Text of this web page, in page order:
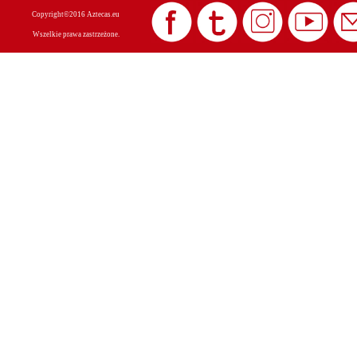
Copyright©2016 Aztecas.eu
Wszelkie prawa zastrzeżone.